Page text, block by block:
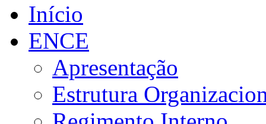
Início
ENCE
Apresentação
Estrutura